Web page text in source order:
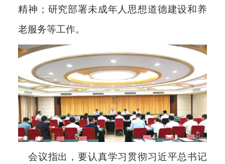
精神；研究部署未成年人思想道德建设和养
老服务等工作。
会议指出，要认真学习贯彻习近平总书记